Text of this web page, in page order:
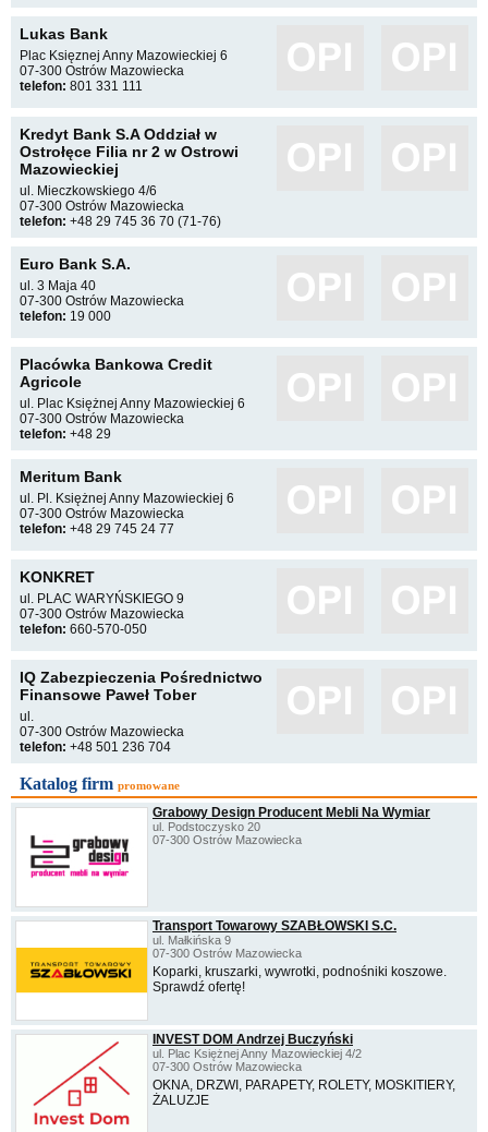
Lukas Bank
Plac Księznej Anny Mazowieckiej 6
07-300 Ostrów Mazowiecka
telefon: 801 331 111
Kredyt Bank S.A Oddział w
Ostrołęce Filia nr 2 w Ostrowi
Mazowieckiej
ul. Mieczkowskiego 4/6
07-300 Ostrów Mazowiecka
telefon: +48 29 745 36 70 (71-76)
Euro Bank S.A.
ul. 3 Maja 40
07-300 Ostrów Mazowiecka
telefon: 19 000
Placówka Bankowa Credit
Agricole
ul. Plac Księżnej Anny Mazowieckiej 6
07-300 Ostrów Mazowiecka
telefon: +48 29
Meritum Bank
ul. Pl. Księżnej Anny Mazowieckiej 6
07-300 Ostrów Mazowiecka
telefon: +48 29 745 24 77
KONKRET
ul. PLAC WARYŃSKIEGO 9
07-300 Ostrów Mazowiecka
telefon: 660-570-050
IQ Zabezpieczenia Pośrednictwo
Finansowe Paweł Tober
ul.
07-300 Ostrów Mazowiecka
telefon: +48 501 236 704
Katalog firm promowane
Grabowy Design Producent Mebli Na Wymiar
ul. Podstoczysko 20
07-300 Ostrów Mazowiecka
Transport Towarowy SZABŁOWSKI S.C.
ul. Małkińska 9
07-300 Ostrów Mazowiecka
Koparki, kruszarki, wywrotki, podnośniki koszowe.
Sprawdź ofertę!
INVEST DOM Andrzej Buczyński
ul. Plac Księżnej Anny Mazowieckiej 4/2
07-300 Ostrów Mazowiecka
OKNA, DRZWI, PARAPETY, ROLETY, MOSKITIERY,
ŻALUZJE